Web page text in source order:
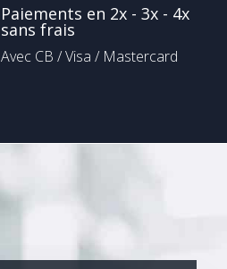
Paiements en 2x - 3x - 4x
sans frais
Avec CB / Visa / Mastercard